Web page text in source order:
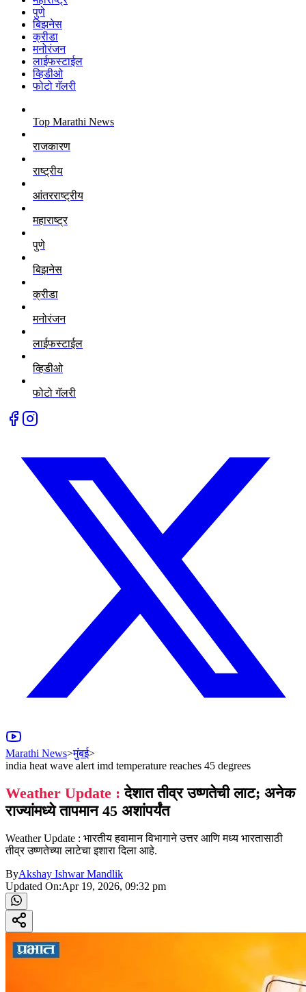
पुणे
बिझनेस
क्रीडा
मनोरंजन
लाईफस्टाईल
व्हिडीओ
फोटो गॅलरी
Top Marathi News
राजकारण
राष्ट्रीय
आंतरराष्ट्रीय
महाराष्ट्र
पुणे
बिझनेस
क्रीडा
मनोरंजन
लाईफस्टाईल
व्हिडीओ
फोटो गॅलरी
Marathi News>मुंबई>
india heat wave alert imd temperature reaches 45 degrees
Weather Update : देशात तीव्र उष्णतेची लाट; अनेक
राज्यांमध्ये तापमान 45 अशांपर्यंत
Weather Update : भारतीय हवामान विभागाने उत्तर आणि मध्य भारतासाठी
तीव्र उष्णतेच्या लाटेचा इशारा दिला आहे.
ByAkshay Ishwar Mandlik
Updated On:Apr 19, 2026, 09:32 pm